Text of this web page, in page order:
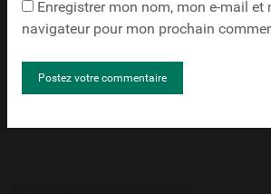
Enregistrer mon nom, mon e-mail et
navigateur pour mon prochain